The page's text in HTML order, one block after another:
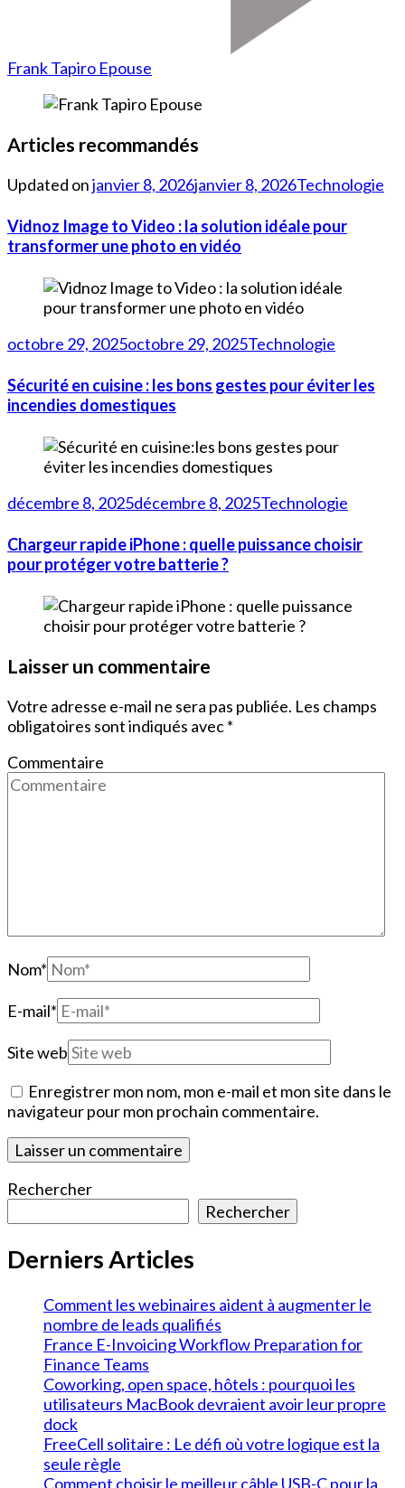
Frank Tapiro Epouse
Articles recommandés
Updated onjanvier 8, 2026janvier 8, 2026Technologie
Vidnoz Image to Video : la solution idéale pour
transformer une photo en vidéo
octobre 29, 2025octobre 29, 2025Technologie
Sécurité en cuisine : les bons gestes pour éviter les
incendies domestiques
décembre 8, 2025décembre 8, 2025Technologie
Chargeur rapide iPhone : quelle puissance choisir
pour protéger votre batterie ?
Laisser un commentaire
Votre adresse e-mail ne sera pas publiée. Les champs
obligatoires sont indiqués avec*
Commentaire
Nom*
E-mail*
Site web
Enregistrer mon nom, mon e-mail et mon site dans le
navigateur pour mon prochain commentaire.
Rechercher
Rechercher
Derniers Articles
Comment les webinaires aident à augmenter le
nombre de leads qualifiés
France E-Invoicing Workflow Preparation for
Finance Teams
Coworking, open space, hôtels : pourquoi les
utilisateurs MacBook devraient avoir leur propre
dock
FreeCell solitaire : Le défi où votre logique est la
seule règle
Comment choisir le meilleur câble USB-C pour la